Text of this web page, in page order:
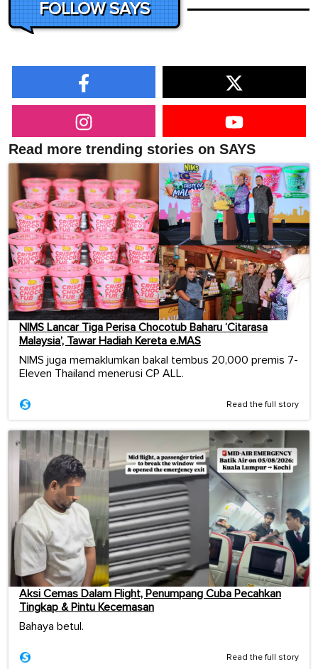
FOLLOW SAYS
Read more trending stories on SAYS
NIMS Lancar Tiga Perisa Chocotub Baharu ‘Citarasa
Malaysia’, Tawar Hadiah Kereta e.MAS
NIMS juga memaklumkan bakal tembus 20,000 premis 7-
Eleven Thailand menerusi CP ALL.
Read the full story
Aksi Cemas Dalam Flight, Penumpang Cuba Pecahkan
Tingkap & Pintu Kecemasan
Bahaya betul.
Read the full story